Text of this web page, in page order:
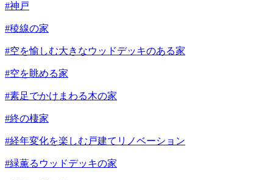
#神戸
#稜線の家
#空を愉しむ大きなウッドデッキのある家
#空を眺める家
#素足でかけまわる木の家
#終の棲家
#経年変化を楽しむ戸建てリノベーション
#緑薫るウッドデッキの家